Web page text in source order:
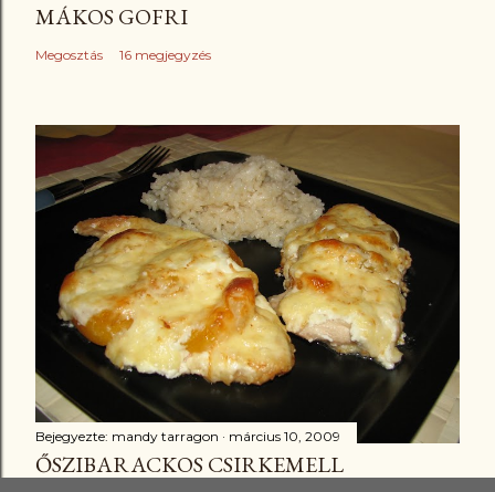
MÁKOS GOFRI
Megosztás 16 megjegyzés
Bejegyezte: mandy tarragon március 10, 2009
ŐSZIBARACKOS CSIRKEMELL